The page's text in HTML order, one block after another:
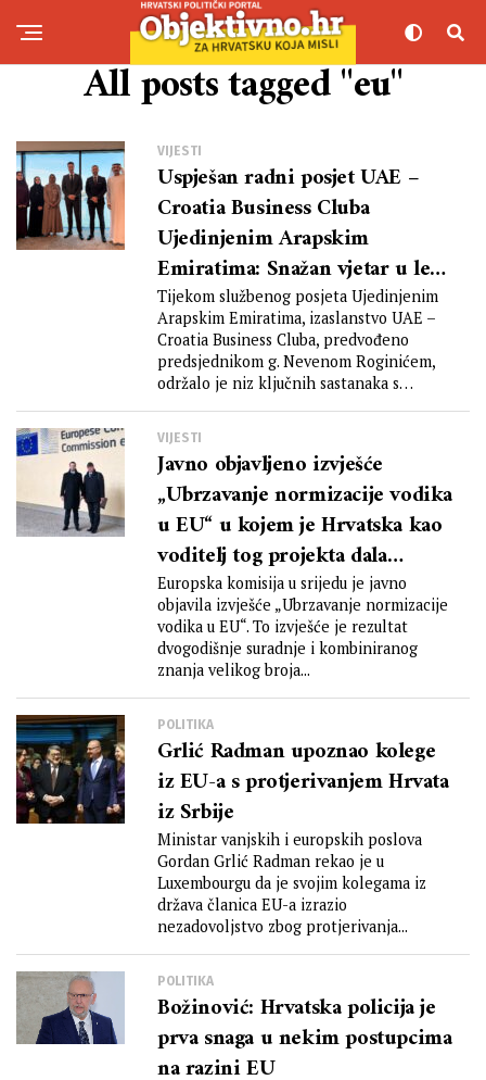
All posts tagged "eu"
VIJESTI
Uspješan radni posjet UAE –
Croatia Business Cluba
Ujedinjenim Arapskim
Emiratima: Snažan vjetar u leđa
hrvatskom gospodarstvu
Tijekom službenog posjeta Ujedinjenim
Arapskim Emiratima, izaslanstvo UAE –
Croatia Business Cluba, predvođeno
predsjednikom g. Nevenom Roginićem,
održalo je niz ključnih sastanaka s
VIJESTI
Javno objavljeno izvješće
„Ubrzavanje normizacije vodika
u EU“ u kojem je Hrvatska kao
voditelj tog projekta dala
ključan doprinos
Europska komisija u srijedu je javno
objavila izvješće „Ubrzavanje normizacije
vodika u EU“. To izvješće je rezultat
dvogodišnje suradnje i kombiniranog
znanja velikog broja...
POLITIKA
Grlić Radman upoznao kolege
iz EU-a s protjerivanjem Hrvata
iz Srbije
Ministar vanjskih i europskih poslova
Gordan Grlić Radman rekao je u
Luxembourgu da je svojim kolegama iz
država članica EU-a izrazio
nezadovoljstvo zbog protjerivanja...
POLITIKA
Božinović: Hrvatska policija je
prva snaga u nekim postupcima
na razini EU